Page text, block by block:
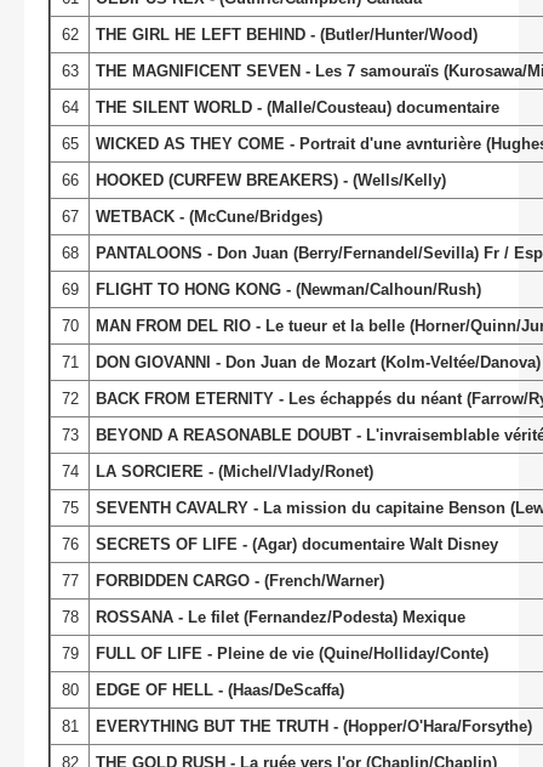
62
THE GIRL HE LEFT BEHIND - (Butler/Hunter/Wood)
63
THE MAGNIFICENT SEVEN - Les 7 samouraïs (Kurosawa/
64
THE SILENT WORLD - (Malle/Cousteau) documentaire
65
WICKED AS THEY COME - Portrait d'une avnturière
66
HOOKED (CURFEW BREAKERS) - (Wells/Kelly)
67
WETBACK - (McCune/Bridges)
68
PANTALOONS - Don Juan (Berry/Fernandel/Sevilla) Fr /
69
FLIGHT TO HONG KONG - (Newman/Calhoun/Rush)
70
MAN FROM DEL RIO - Le tueur et la belle (Horner/Quinn/
71
DON GIOVANNI - Don Juan de Mozart (Kolm-Veltée/
72
BACK FROM ETERNITY - Les échappés du néant (Farrow/
73
BEYOND A REASONABLE DOUBT - L'invraisemblable
74
LA SORCIERE - (Michel/Vlady/Ronet)
75
SEVENTH CAVALRY - La mission du capitaine Benson
76
SECRETS OF LIFE - (Agar) documentaire Walt Disney
77
FORBIDDEN CARGO - (French/Warner)
78
ROSSANA - Le filet (Fernandez/Podesta) Mexique
79
FULL OF LIFE - Pleine de vie (Quine/Holliday/Conte)
80
EDGE OF HELL - (Haas/DeScaffa)
81
EVERYTHING BUT THE TRUTH - (Hopper/O'Hara/Forsythe)
82
THE GOLD RUSH - La ruée vers l'or (Chaplin/Chaplin)